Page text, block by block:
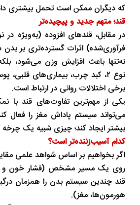
که دیگران ممکن است تحمل بیشتری
قند؛ متهم جدید و پیچیده‌تر
در مقابل، قندهای افزوده (به‌ویژه
فرآوری‌شده) اثرات گسترده‌تری بر بدن
نه‌تنها باعث افزایش وزن می‌شود،
نوع ۲، کبد چرب، بیماری‌های
برخی اختلالات روانی در ارتباط است.
یکی از مهم‌ترین تفاوت‌های قند با
می‌تواند سیستم پاداش مغز را فعال
بیشتر ایجاد کند؛ چیزی شبیه یک چرخه
کدام آسیب‌زننده‌تر است؟
اگر بخواهیم بر اساس شواهد علمی
روی یک مسیر مشخص (فشار خون و
قند چندین سیستم بدن را همزمان
هورمون‌ها، مغز).